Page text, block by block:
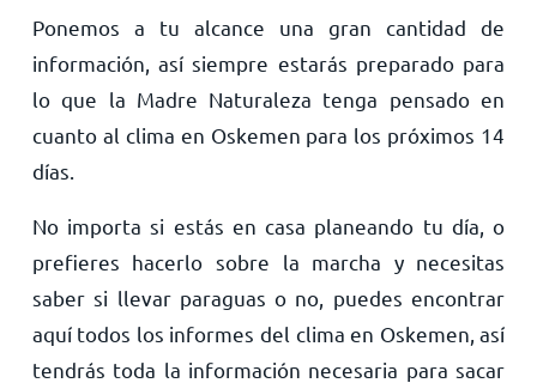
Ponemos a tu alcance una gran cantidad de
información, así siempre estarás preparado para
lo que la Madre Naturaleza tenga pensado en
cuanto al clima en Oskemen para los próximos 14
días.
No importa si estás en casa planeando tu día, o
prefieres hacerlo sobre la marcha y necesitas
saber si llevar paraguas o no, puedes encontrar
aquí todos los informes del clima en Oskemen, así
tendrás toda la información necesaria para sacar